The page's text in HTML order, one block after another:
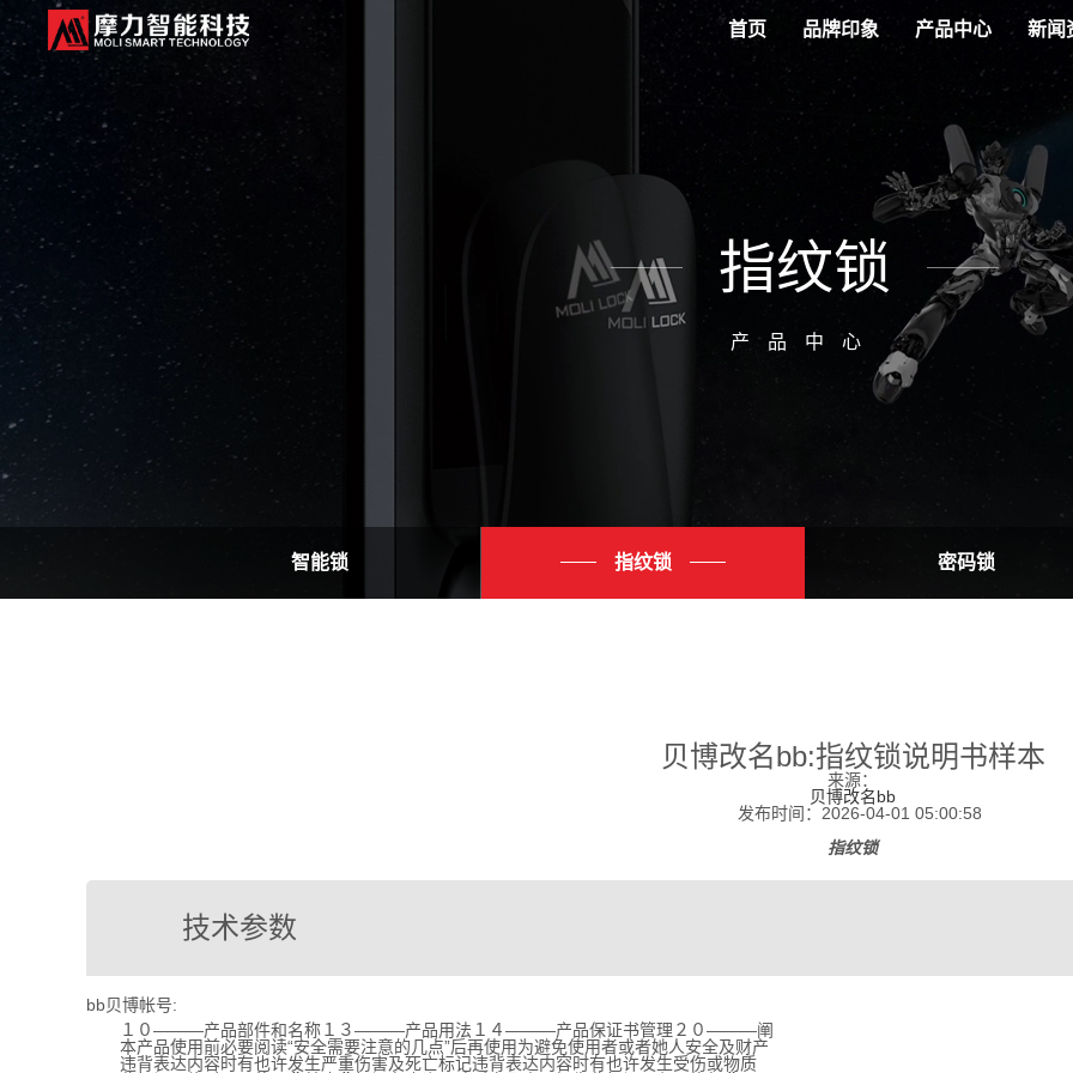
首页 品牌印象 产品中心 新闻
指纹锁
产品中心
智能锁 指纹锁 密码锁
贝博改名bb:指纹锁说明书样本
来源：
贝博改名bb
发布时间：2026-04-01 05:00:58
指纹锁
技术参数
bb贝博帐号:
１０―――产品部件和名称１３―――产品用法１４―――产品保证书管理２０―――阐
本产品使用前必要阅读“安全需要注意的几点”后再使用为避免使用者或者她人安全及财产
违背表达内容时有也许发生严重伤害及死亡标记违背表达内容时有也许发生受伤或物质